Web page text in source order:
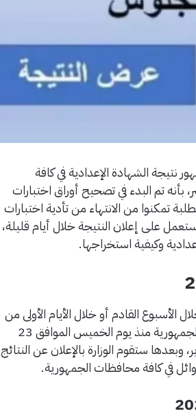
نتيجة الشهادة الإعدادية في كافة
بأنه تم البدء في تصحيح أوراق اختبارات
تمكنوا من الانتهاء من تأدية اختبارات
على إعلان النتيجة خلال أيام قليلة،
وكيفية استخراجها.
2025 خلال الأسبوع القادم أو خلال الأيام الأولى من
شهر فبراير المقبل، حيث بدأت أعمال التصحيح في كافة محافظات الجمهورية منذ يوم الخميس الموافق 23
وستستمر عمليات التصحيح بعد انتهاء عطلة 25 يناير، وبعدها ستقوم الوزارة بالإعلان عن النتائج
في كافة محافظات الجمهورية.